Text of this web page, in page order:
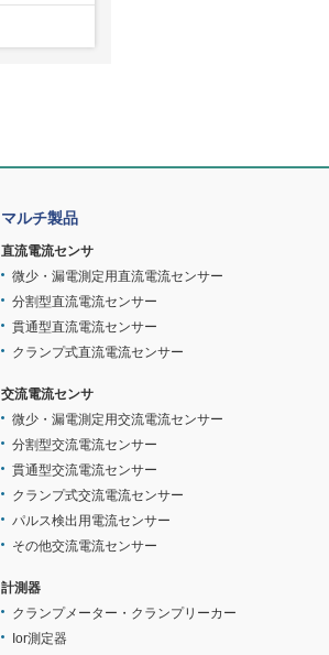
マルチ製品
直流電流センサ
微少・漏電測定用直流電流センサー
分割型直流電流センサー
貫通型直流電流センサー
クランプ式直流電流センサー
交流電流センサ
微少・漏電測定用交流電流センサー
分割型交流電流センサー
貫通型交流電流センサー
クランプ式交流電流センサー
パルス検出用電流センサー
その他交流電流センサー
計測器
クランプメーター・クランプリーカー
Ior測定器